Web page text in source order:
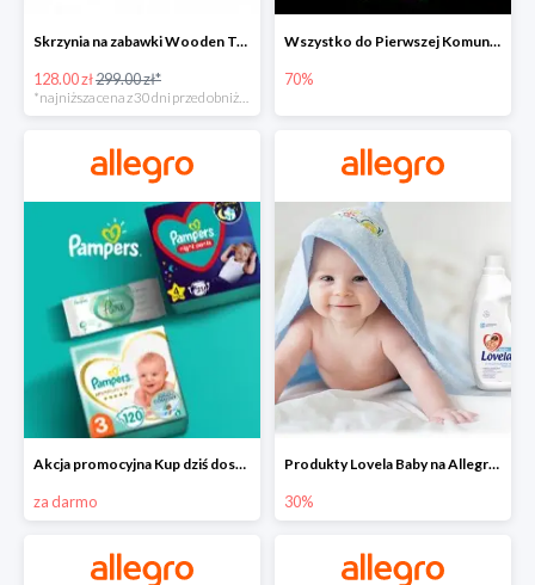
Skrzynia na zabawki Wooden Toys -57%
128.00 zł299.00 zł*
Wszystko do Pierwszej Komunii na Allegro do -70%
70%
Akcja promocyjna Kup dziś dostawa jutro
za darmo
Produkty Lovela Baby na Allegro do -30%
30%